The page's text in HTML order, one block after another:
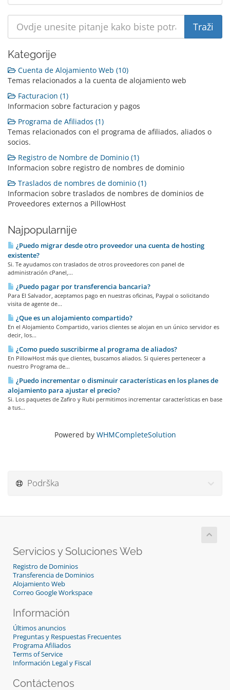
Kategorije
Cuenta de Alojamiento Web (10)
Temas relacionados a la cuenta de alojamiento web
Facturacion (1)
Informacion sobre facturacion y pagos
Programa de Afiliados (1)
Temas relacionados con el programa de afiliados, aliados o
socios.
Registro de Nombre de Dominio (1)
Informacion sobre registro de nombres de dominio
Traslados de nombres de dominio (1)
Informacion sobre traslados de nombres de dominios de
Proveedores externos a PillowHost
Najpopularnije
¿Puedo migrar desde otro proveedor una cuenta de hosting
existente?
Si. Te ayudamos con traslados de otros proveedores con panel de
administración cPanel,...
¿Puedo pagar por transferencia bancaria?
Para El Salvador, aceptamos pago en nuestras oficinas, Paypal o solicitando
visita de agente de...
¿Que es un alojamiento compartido?
En el Alojamiento Compartido, varios clientes se alojan en un único servidor es
decir, los...
¿Como puedo suscribirme al programa de aliados?
En PillowHost más que clientes, buscamos aliados. Si quieres pertenecer a
nuestro Programa de...
¿Puedo incrementar o disminuir características en los planes de
alojamiento para ajustar el precio?
Si. Los paquetes de Zafiro y Rubi permitimos incrementar características en base
a tus...
Powered by WHMCompleteSolution
Podrška
Servicios y Soluciones Web
Registro de Dominios
Transferencia de Dominios
Alojamiento Web
Correo Google Workspace
Información
Últimos anuncios
Preguntas y Respuestas Frecuentes
Programa Afiliados
Terms of Service
Información Legal y Fiscal
Contáctenos